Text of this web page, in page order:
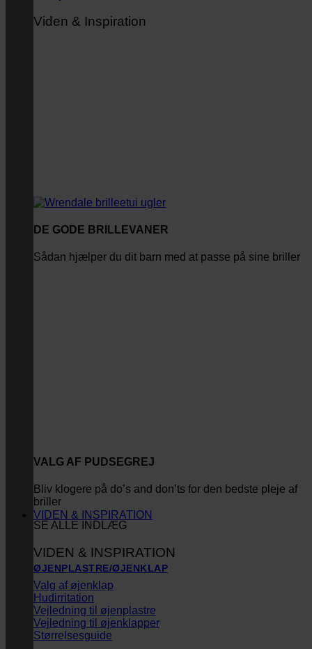
Viden & Inspiration
DE GODE BRILLEVANER
Sådan hjælper du dit barn med at passe på sine briller
VALG AF PUDSEGREJ
Bliv klogere på do’s and don’ts for den bedste pleje af
briller
SE ALLE INDLÆG
VIDEN & INSPIRATION
VIDEN & INSPIRATION
ØJENPLASTRE/ØJENKLAP
Valg af øjenklap
Hudirritation
Vejledning til øjenplastre
Vejledning til øjenklapper
Størrelsesguide